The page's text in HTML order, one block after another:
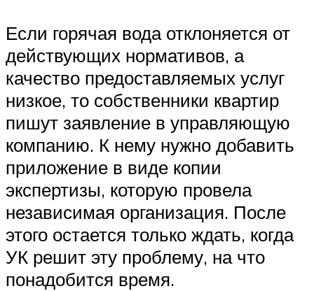
Если горячая вода отклоняется от
действующих нормативов, а
качество предоставляемых услуг
низкое, то собственники квартир
пишут заявление в управляющую
компанию. К нему нужно добавить
приложение в виде копии
экспертизы, которую провела
независимая организация. После
этого остается только ждать, когда
УК решит эту проблему, на что
понадобится время.